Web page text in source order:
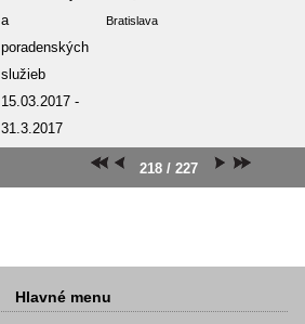
a
poradenských
služieb
15.03.2017 -
31.3.2017
Bratislava
218 / 227
Hlavné menu